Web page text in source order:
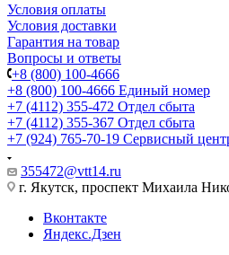
Условия оплаты
Условия доставки
Гарантия на товар
Вопросы и ответы
+8 (800) 100-4666
+8 (800) 100-4666 Единый номер
+7 (4112) 355-472 Отдел сбыта
+7 (4112) 355-367 Отдел сбыта
+7 (924) 765-70-19 Сервисный
355472@vtt14.ru
г. Якутск, проспект Михаила
Вконтакте
Яндекс.Дзен